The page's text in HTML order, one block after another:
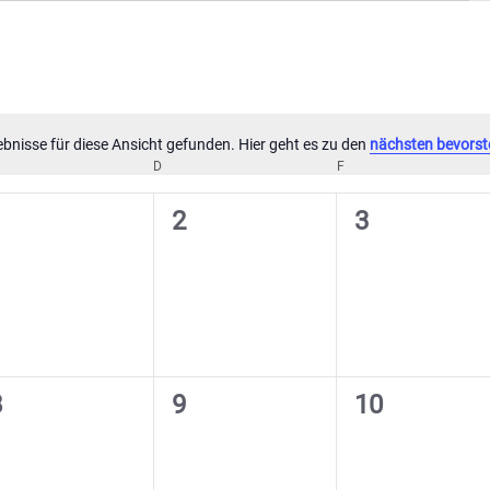
Hinweis
für diese Ansicht gefunden. Hier geht es zu den nächsten
D F
0
2
0
3
0
9
0
10